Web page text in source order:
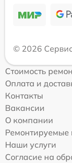
© 2026
Стоимость
Оплата и
Контакты
Вакансии
О компании
Ремонтируемые
Наши услуги
Согласие на